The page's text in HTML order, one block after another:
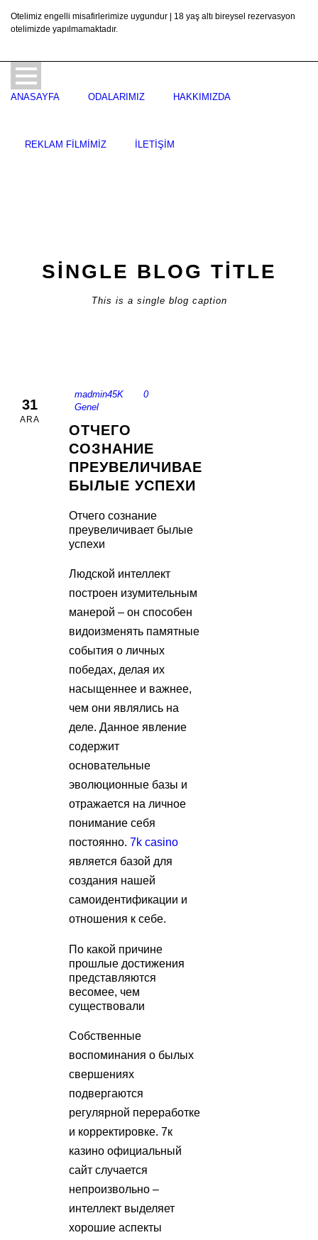
Otelimiz engelli misafirlerimize uygundur | 18 yaş altı bireysel rezervasyon
otelimizde yapılmamaktadır.
ANASAYFA ODALARIMIZ HAKKIMIZDA
REKLAM FILMIMIZ İLETIŞIM
SINGLE BLOG TITLE
This is a single blog caption
31
ARA
madmin45K
0
Genel
ОТЧЕГО
СОЗНАНИЕ
ПРЕУВЕЛИЧИВАЕТ
БЫЛЫЕ УСПЕХИ
Отчего сознание
преувеличивает былые
успехи
Людской интеллект
построен изумительным
манерой – он способен
видоизменять памятные
события о личных
победах, делая их
насыщеннее и важнее,
чем они являлись на
деле. Данное явление
содержит
основательные
эволюционные базы и
отражается на личное
понимание себя
постоянно. 7k casino
является базой для
создания нашей
самоидентификации и
отношения к себе.
По какой причине
прошлые достижения
представляются
весомее, чем
существовали
Собственные
воспоминания о былых
свершениях
подвергаются
регулярной переработке
и корректировке. 7к
казино официальный
сайт случается
непроизвольно –
интеллект выделяет
хорошие аспекты